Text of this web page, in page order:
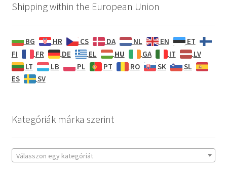
Shipping within the European Union
BG HR CS DA NL EN
ET
FI
FR DE EL HU GA IT
LV
LT
LB PL PT RO SK
SL
ES
SV
Kategóriák márka szerint
Válasszon egy kategóriát